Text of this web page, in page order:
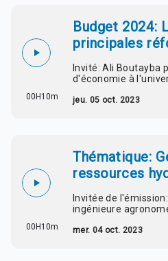
00H10m
Budget 2024:
principales
Invité: Ali Boutayba
d'économie à
jeu. 05 oct. 2023
00H10m
Thématique:
ressources
Invitée de
ingénieure
mer. 04 oct. 2023